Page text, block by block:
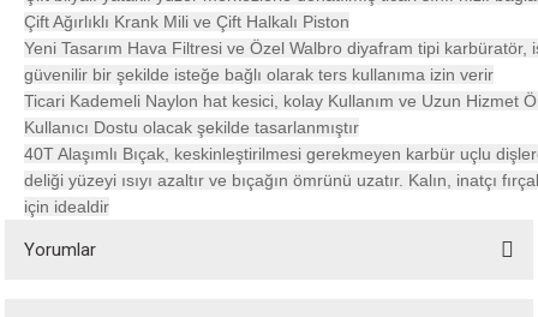
Çift Ağırlıklı Krank Mili ve Çift Halkalı Piston
Yeni Tasarım Hava Filtresi ve Özel Walbro diyafram tipi karbüratör,
güvenilir bir şekilde isteğe bağlı olarak ters kullanıma izin verir
Ticari Kademeli Naylon hat kesici, kolay Kullanım ve Uzun Hizmet
Kullanıcı Dostu olacak şekilde tasarlanmıştır
40T Alaşımlı Bıçak, keskinleştirilmesi gerekmeyen karbür uçlu
deliği yüzeyi ısıyı azaltır ve bıçağın ömrünü uzatır. Kalın, inatçı
için idealdir
Yorumlar